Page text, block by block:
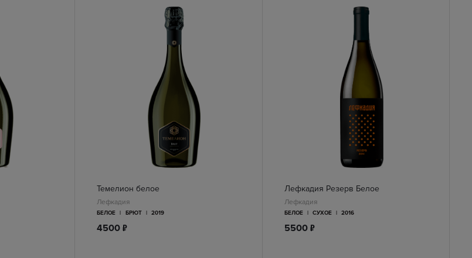
Темелион белое
Лефкадия
БЕЛОЕ | БРЮТ | 2019
4500п
Лефкадия Резерв Белое
Лефкадия
БЕЛОЕ | СУХОЕ | 2016
5500п